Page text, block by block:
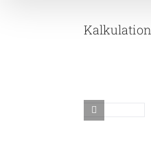
Kalkulation